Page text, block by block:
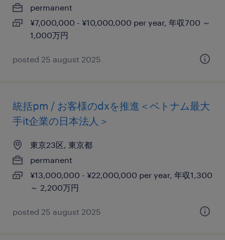
permanent
¥7,000,000 - ¥10,000,000 per year, 年収700 ～
1,000万円
posted 25 august 2025
統括pm / お客様のdxを推進＜ベトナム最大
手it企業の日本法人＞
東京23区, 東京都
permanent
¥13,000,000 - ¥22,000,000 per year, 年収1,300
～ 2,200万円
posted 25 august 2025